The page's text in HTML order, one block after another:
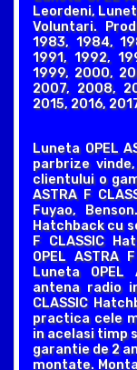
Leordeni,
Voluntari.
1983, 1984,
1991, 1992,
1999, 2000,
2007, 2008,
2015, 2016,
Luneta OPEL
parbrize
clientului o
ASTRA F
Fuyao,
Hatchback cu
F CLASSIC
OPEL ASTRA
Luneta OPEL
antena radio
CLASSIC
practica cele
in acelasi timp
garantie de 2
montate.